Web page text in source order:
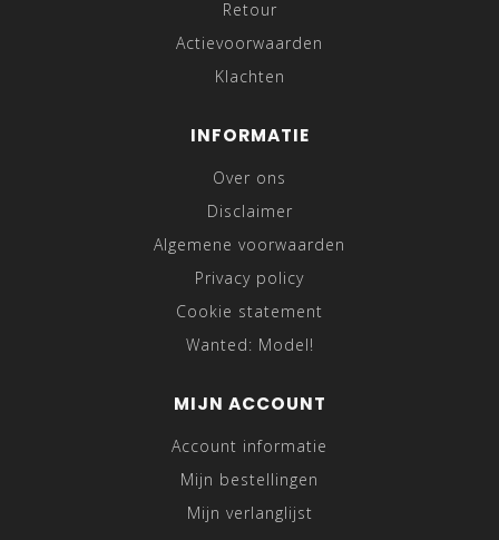
Retour
Actievoorwaarden
Klachten
INFORMATIE
Over ons
Disclaimer
Algemene voorwaarden
Privacy policy
Cookie statement
Wanted: Model!
MIJN ACCOUNT
Account informatie
Mijn bestellingen
Mijn verlanglijst